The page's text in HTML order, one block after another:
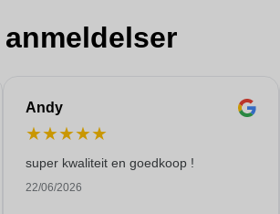
Andy
★★★★★
super kwaliteit en goedkoop !
22/06/2026